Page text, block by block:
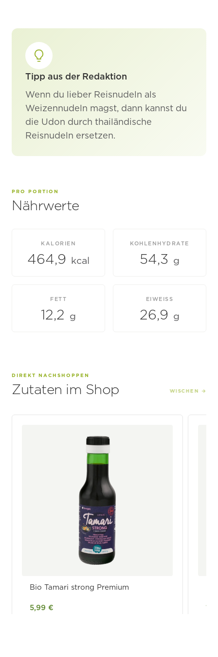
Tipp aus der Redaktion
Wenn du lieber Reisnudeln als
Weizennudeln magst, dann kannst du
die Udon durch thailändische
Reisnudeln ersetzen.
PRO PORTION
Nährwerte
KALORIEN
464,9 kcal
KOHLENHYDRATE
54,3 g
FETT
12,2 g
EIWEISS
26,9 g
DIREKT NACHSHOPPEN
Zutaten im Shop
Bio Tamari strong Premium
5,99 €